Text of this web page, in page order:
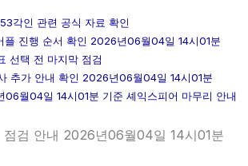
각인 관련 공식 자료 확인
플 진행 순서 확인 2026년06월04일 14시01분
선택 전 마지막 점검
추가 안내 확인 2026년06월04일 14시01분
06월04일 14시01분 기준 셰익스피어 마무리 안내
점검 안내 2026년06월04일 14시01분